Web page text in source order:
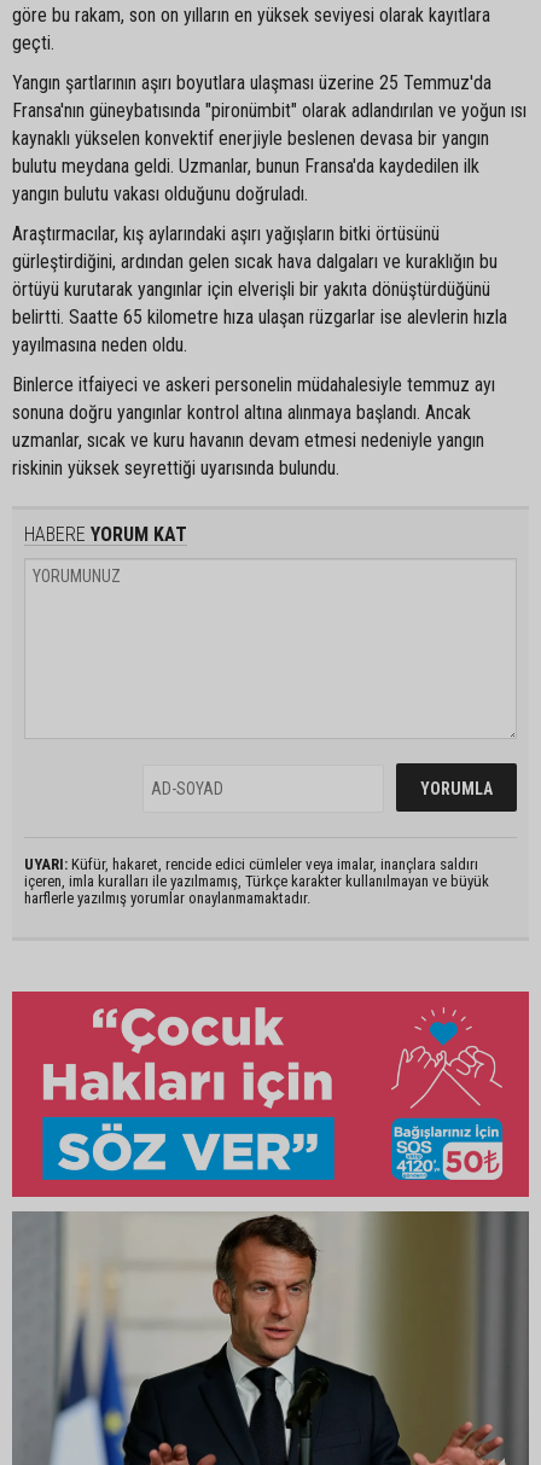
göre bu rakam, son on yılların en yüksek seviyesi olarak kayıtlara
geçti.
Yangın şartlarının aşırı boyutlara ulaşması üzerine 25 Temmuz'da
Fransa'nın güneybatısında "pironümbit" olarak adlandırılan ve yoğun ısı
kaynaklı yükselen konvektif enerjiyle beslenen devasa bir yangın
bulutu meydana geldi. Uzmanlar, bunun Fransa'da kaydedilen ilk
yangın bulutu vakası olduğunu doğruladı.
Araştırmacılar, kış aylarındaki aşırı yağışların bitki örtüsünü
gürleştirdiğini, ardından gelen sıcak hava dalgaları ve kuraklığın bu
örtüyü kurutarak yangınlar için elverişli bir yakıta dönüştürdüğünü
belirtti. Saatte 65 kilometre hıza ulaşan rüzgarlar ise alevlerin hızla
yayılmasına neden oldu.
Binlerce itfaiyeci ve askeri personelin müdahalesiyle temmuz ayı
sonuna doğru yangınlar kontrol altına alınmaya başlandı. Ancak
uzmanlar, sıcak ve kuru havanın devam etmesi nedeniyle yangın
riskinin yüksek seyrettiği uyarısında bulundu.
HABERE YORUM KAT
UYARI: Küfür, hakaret, rencide edici cümleler veya imalar, inançlara saldırı
içeren, imla kuralları ile yazılmamış, Türkçe karakter kullanılmayan ve büyük
harflerle yazılmış yorumlar onaylanmamaktadır.